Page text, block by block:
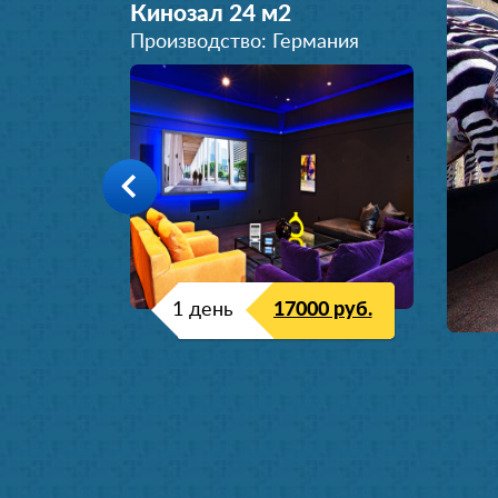
Кинозал 24 м2
Производство: Германия
1 день 17000 руб.